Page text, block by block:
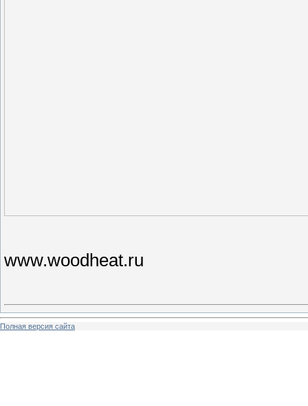
www.woodheat.ru
Полная версия сайта